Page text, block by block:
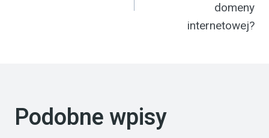
domeny
internetowej?
Podobne wpisy